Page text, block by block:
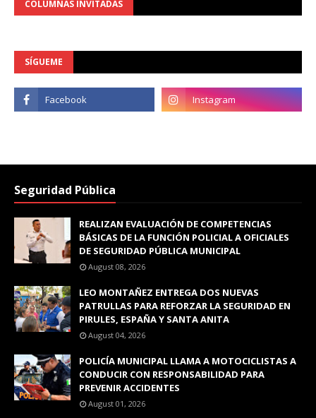
COLUMNAS INVITADAS
SÍGUEME
Seguridad Pública
REALIZAN EVALUACIÓN DE COMPETENCIAS
BÁSICAS DE LA FUNCIÓN POLICIAL A OFICIALES
DE SEGURIDAD PÚBLICA MUNICIPAL
August 08, 2026
LEO MONTAÑEZ ENTREGA DOS NUEVAS
PATRULLAS PARA REFORZAR LA SEGURIDAD EN
PIRULES, ESPAÑA Y SANTA ANITA
August 04, 2026
POLICÍA MUNICIPAL LLAMA A MOTOCICLISTAS A
CONDUCIR CON RESPONSABILIDAD PARA
PREVENIR ACCIDENTES
August 01, 2026